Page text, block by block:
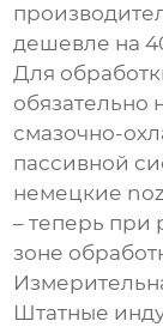
дешевле на
Для
обязательно
смазочно-
пассивной
немецкие
– теперь при
зоне
Штатные